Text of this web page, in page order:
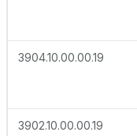
3904.10.00.00.19
3902.10.00.00.19